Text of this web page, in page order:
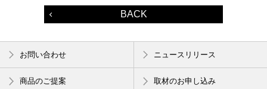
BACK
お問い合わせ ニュースリリース
商品のご提案 取材のお申し込み